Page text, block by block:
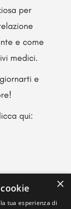
per
e come
medici.
e
qui:
×
tua esperienza di